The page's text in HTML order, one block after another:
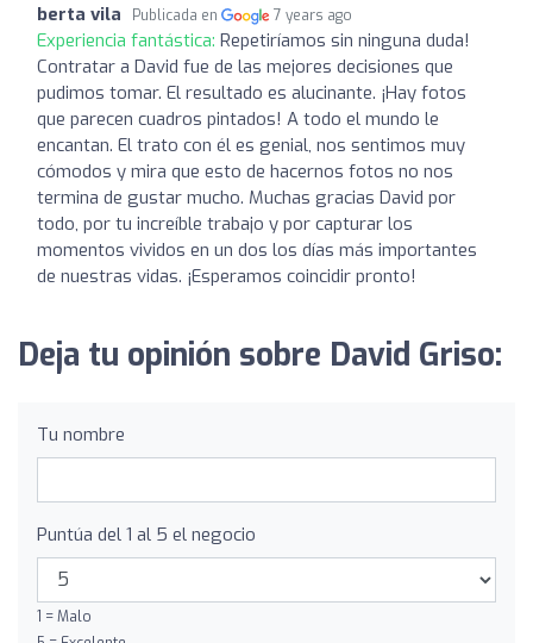
berta vila Publicada en 7 years ago
Experiencia fantástica: Repetiríamos sin ninguna duda!
Contratar a David fue de las mejores decisiones que
pudimos tomar. El resultado es alucinante. ¡Hay fotos
que parecen cuadros pintados! A todo el mundo le
encantan. El trato con él es genial, nos sentimos muy
cómodos y mira que esto de hacernos fotos no nos
termina de gustar mucho. Muchas gracias David por
todo, por tu increíble trabajo y por capturar los
momentos vividos en un dos los días más importantes
de nuestras vidas. ¡Esperamos coincidir pronto!
Deja tu opinión sobre David Griso:
Tu nombre
Puntúa del 1 al 5 el negocio
1 = Malo